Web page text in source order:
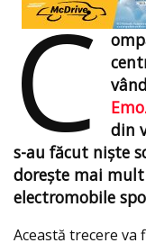
C
din
s-au făcut nişte
doreşte mai
electromobile
Această trecere